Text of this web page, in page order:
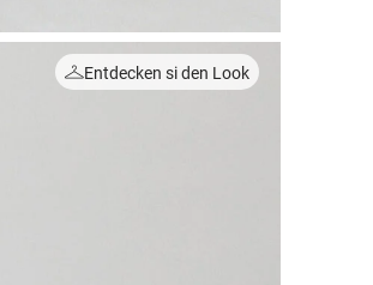
Entdecken si den Look